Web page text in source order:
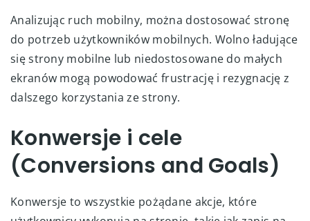
Analizując ruch mobilny, można dostosować stronę
do potrzeb użytkowników mobilnych. Wolno ładujące
się strony mobilne lub niedostosowane do małych
ekranów mogą powodować frustrację i rezygnację z
dalszego korzystania ze strony.
Konwersje i cele
(Conversions and Goals)
Konwersje to wszystkie pożądane akcje, które